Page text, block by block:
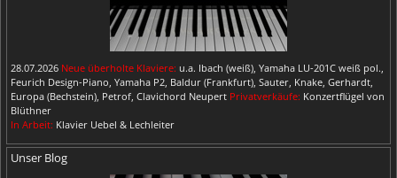
28.07.2026 Neue überholte Klaviere: u.a. Ibach (weiß), Yamaha LU-201C weiß pol.,
Feurich Design-Piano, Yamaha P2, Baldur (Frankfurt), Sauter, Knake, Gerhardt,
Europa (Bechstein), Petrof, Clavichord Neupert Privatverkäufe: Konzertflügel von
Blüthner
In Arbeit: Klavier Uebel & Lechleiter
Unser Blog